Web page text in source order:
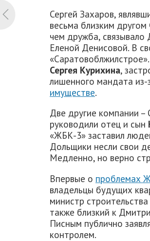
Сергей Захаров,
весьма близким
чем дружба,
Еленой Денисовой. В
Сергея Курихина,
лишенного мандата
имуществе.
Две другие компании
руководили отец и сын
«ЖБК-3» заставил
Дольщики несли свои
Медленно, но верно
Впервые о проблемах
владельцы будущих
министр
также близкий к
Писным публично
контролем.